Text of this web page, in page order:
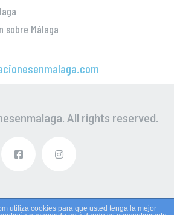
sobre Málaga
All rights reserved.
utiliza cookies para que usted tenga la mejor
& Cookies Policy